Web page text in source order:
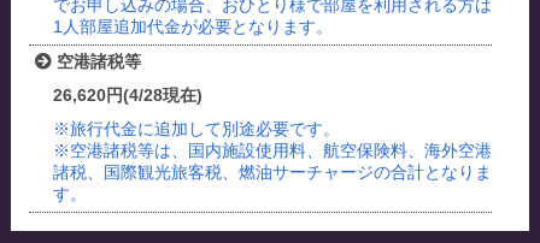
でお申し込みの場合、おひとり様で部屋を利用される方は
1人部屋追加代金が必要となります。
空港諸税等
26,620円(4/28現在)
※旅行代金に追加して別途必要です。
※空港諸税等は、国内施設使用料、航空保険料、海外空港
諸税、国際観光旅客税、燃油サーチャージの合計となりま
す。